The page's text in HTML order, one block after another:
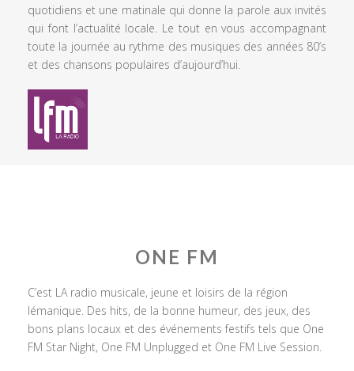
quotidiens et une matinale qui donne la parole aux invités
qui font l’actualité locale. Le tout en vous accompagnant
toute la journée au rythme des musiques des années 80’s
et des chansons populaires d’aujourd’hui.
ONE FM
C’est LA radio musicale, jeune et loisirs de la région
lémanique. Des hits, de la bonne humeur, des jeux, des
bons plans locaux et des événements festifs tels que One
FM Star Night, One FM Unplugged et One FM Live Session.